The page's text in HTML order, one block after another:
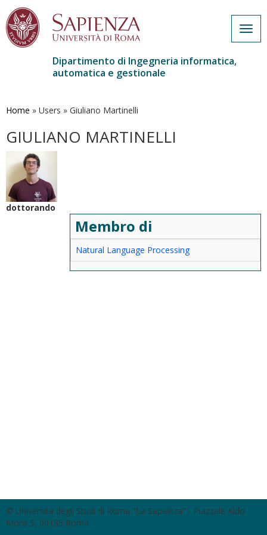
contenuto
Dipartimento di Ingegneria informatica,
automatica e gestionale
Home » Users » Giuliano Martinelli
GIULIANO MARTINELLI
dottorando
Membro di
Natural Language Processing
© Università degli Studi di Roma "La Sapienza" - Piazzale Aldo
Moro 5, 00185 Roma